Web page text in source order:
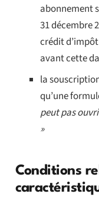
abonnement
31 décembre
crédit
avant cette
la
qu’une
peut pas
»
Conditions